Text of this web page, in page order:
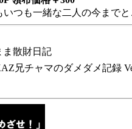
つも一緒な二人の今まで
ま散財日記
兄チャマのダメダメ記録